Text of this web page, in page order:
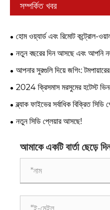
সম্পর্কিত খবর
হোম ওয়্যার্ড এবং রিমোট কন্ট্রোল-
প্লেয়ার এফএম রেডিওর জন্য পোর্টেবল
নতুন বছরের দিন আসছে এবং আপনি
আপনার সুরগুলি দিয়ে জগিং:
2024 ক্রিসমাস মরসুমের হটেস্ট
ব্ল্যাক ফাইভের সর্বাধিক বিক্রিত সিডি
নতুন সিডি প্লেয়ার আসছে!
আমাকে একটি বার্তা ছেড়ে